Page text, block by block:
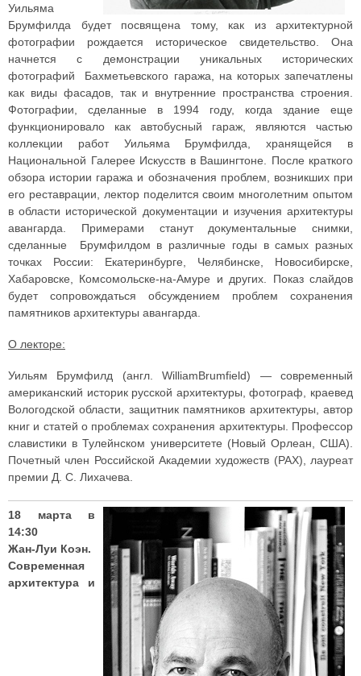
Уильяма
Брумфилда будет посвящена тому, как из архитектурной
фотографии рождается историческое свидетельство. Она
начнется с демонстрации уникальных исторических
фотографий Бахметьевского гаража, на которых запечатлены
как виды фасадов, так и внутренние пространства строения.
Фотографии, сделанные в 1994 году, когда здание еще
функционировало как автобусный гараж, являются частью
коллекции работ Уильяма Брумфилда, хранящейся в
Национальной Галерее Искусств в Вашингтоне. После краткого
обзора истории гаража и обозначения проблем, возникших при
его реставрации, лектор поделится своим многолетним опытом
в области исторической документации и изучения архитектуры
авангарда. Примерами станут документальные снимки,
сделанные Брумфилдом в различные годы в самых разных
точках России: Екатеринбурге, Челябинске, Новосибирске,
Хабаровске, Комсомольске-на-Амуре и других. Показ слайдов
будет сопровождаться обсуждением проблем сохранения
памятников архитектуры авангарда.
О лекторе:
Уильям Брумфилд (англ. WilliamBrumfield) — современный
американский историк русской архитектуры, фотограф, краевед
Вологодской области, защитник памятников архитектуры, автор
книг и статей о проблемах сохранения архитектуры. Профессор
славистики в Тулейнском университете (Новый Орлеан, США).
Почетный член Российской Академии художеств (РАХ), лауреат
премии Д. С. Лихачева.
18 марта в
14:30
Жан-Луи Коэн.
Современная
архитектура и